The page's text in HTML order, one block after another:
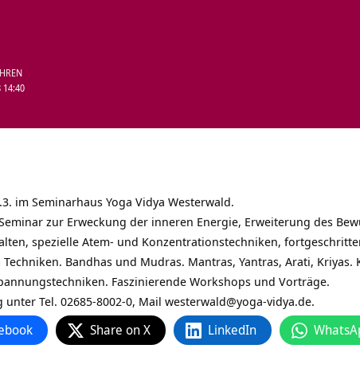
14:40
im Seminarhaus Yoga Vidya Westerwald.
zur Erweckung der inneren Energie, Erweiterung des
spezielle Atem- und Konzentrationstechniken,
Techniken. Bandhas und Mudras. Mantras, Yantras, Arati,
Faszinierende Workshops und Vorträge.
unter Tel. 02685-8002-0, Mail westerwald@yoga-vidya.de.
Share on X LinkedIn